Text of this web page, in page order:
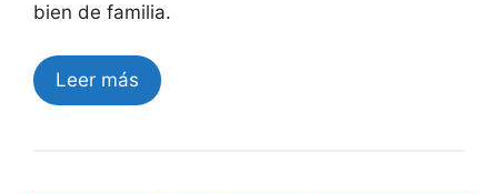
bien de familia.
Leer más